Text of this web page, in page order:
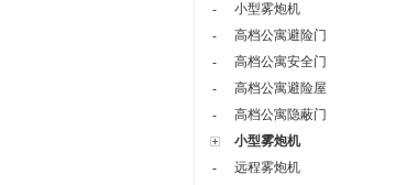
-
小型雾炮机
-
高档公寓避险门
-
高档公寓安全门
-
高档公寓避险屋
-
高档公寓隐蔽门
小型雾炮机
-
远程雾炮机